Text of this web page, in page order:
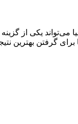
یکی از گزینه‌
گرفتن بهترین